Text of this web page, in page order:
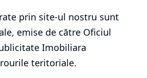
prin site-ul nostru sunt
emise de către Oficiul
Imobiliara
teritoriale.